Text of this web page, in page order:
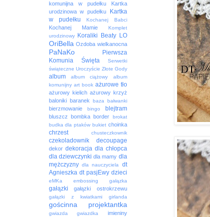
komunijna w pudełku
Kartka
urodzinowa w pudełku
Kartka
w pudełku
Kochanej Babci
Kochanej Mamie
Komplet
urodzinowy
Koraliki Beaty LO
OriBella Ozdoba wielkanocna
PaNaKo
Pierwsza
Komunia Święta
Serwetki
świąteczne Uroczyście Złote Gody
album album ciążowy
album
komunijny art book ażurowe tło
ażurowy kielich ażurowy krzyż
baloniki
baranek baza bałwanki
bierzmowanie bingo blejtram
bluszcz bombka border
brokat
budka dla ptaków bukiet choinka
chrzest chusteczkownik
czekoladownik decoupage
dekor dekoracja dla chłopca
dla dziewczynki dla mamy dla
mężczyzny dla nauczyciela
dt
Agnieszka dt pasjEwy dzieci
eMKa embossing gałązka
gałązki gałązki ostrokrzewu
gałązki z kwiatkami girlanda
gościnna projektantka
gwiazda gwiazdka imieniny